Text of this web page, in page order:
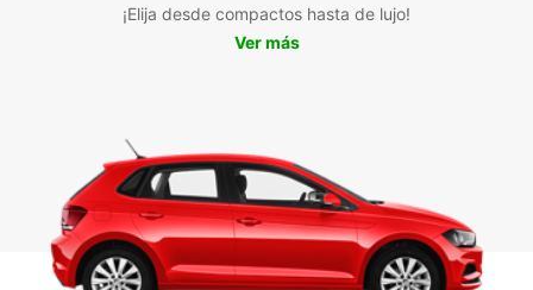
¡Elija desde compactos hasta de lujo!
Ver más